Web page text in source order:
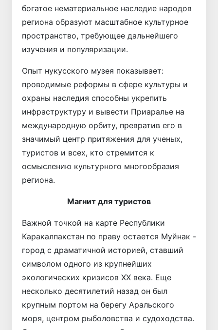
богатое нематериальное наследие народов
региона образуют масштабное культурное
пространство, требующее дальнейшего
изучения и популяризации.
Опыт нукусского музея показывает:
проводимые реформы в сфере культуры и
охраны наследия способны укрепить
инфраструктуру и вывести Приаралье на
международную орбиту, превратив его в
значимый центр притяжения для ученых,
туристов и всех, кто стремится к
осмыслению культурного многообразия
региона.
Магнит для туристов
Важной точкой на карте Республики
Каракалпакстан по праву остается Муйнак -
город с драматичной историей, ставший
символом одного из крупнейших
экологических кризисов XX века. Еще
несколько десятилетий назад он был
крупным портом на берегу Аральского
моря, центром рыболовства и судоходства.